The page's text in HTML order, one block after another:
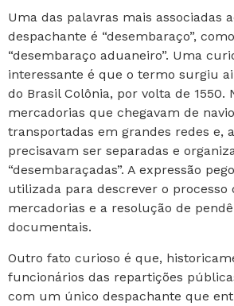
Uma das palavras mais associadas
despachante é “desembaraço”,
“desembaraço aduaneiro”. Uma
interessante é que o termo surgiu
do Brasil Colônia, por volta de 1550.
mercadorias que chegavam de
transportadas em grandes redes e,
precisavam ser separadas e
“desembaraçadas”. A expressão
utilizada para descrever o processo
mercadorias e a resolução de
documentais.
Outro fato curioso é que,
funcionários das repartições
com um único despachante que